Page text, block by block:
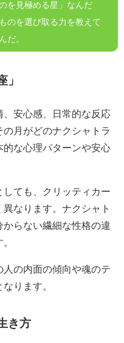
を見極める星」なんだ
のを選び取る力を教えて
だ。
」
安心感、日常的な反応
月がどのナクシャトラ
な心理パターンや安心
ても、クリッティカー
なります。ナクシャト
らない繊細な性格の違
の内面の傾向や魂のテ
ります。
き方